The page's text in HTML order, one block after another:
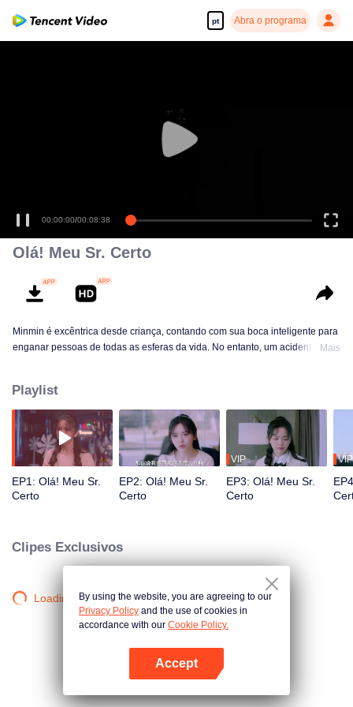
pt Abra o programa
Abra o programa
00:00:00/00:08:38
Olá! Meu Sr. Certo
Minmin é excêntrica desde criança, contando com sua boca inteligente para
enganar pessoas de todas as esferas da vida. No entanto, um acidente fez
infinitamente. Mas ele realmente não pôde deixar de se apaixonar por esse
namorado fictício. Depois de descobrir a verdade, Chuman ainda decidiu
ajudar Minmin a retornar ao mundo real, embora isso possa significar que
os dois acabarão se separando.
Mais
Playlist
EP1: Olá! Meu Sr.
Certo
EP2: Olá! Meu Sr.
Certo
VIP
EP3: Olá! Meu Sr.
Certo
VIP
Clipes Exclusivos
Loading…By using the website, you are agreeing to our
Privacy Policy and the use of cookies in
accordance with our Cookie Policy.
Accept